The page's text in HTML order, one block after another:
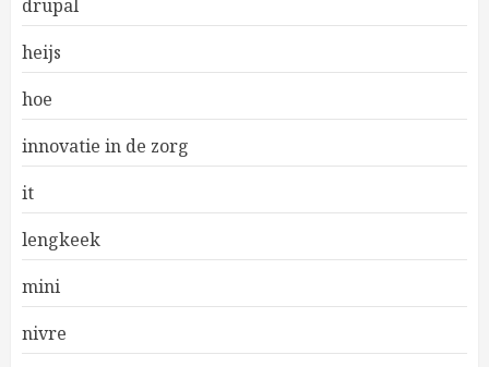
drupal
heijs
hoe
innovatie in de zorg
it
lengkeek
mini
nivre